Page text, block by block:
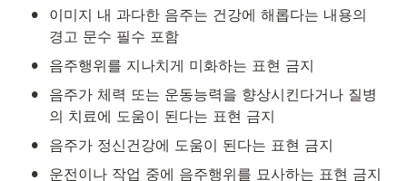
•
이미지 내 과다한 음주는 건강에 해롭다는 내용의
경고 문수 필수 포함
• 음주행위를 지나치게 미화하는 표현 금지
•
음주가 체력 또는 운동능력을 향상시킨다거나 질병
의 치료에 도움이 된다는 표현 금지
• 음주가 정신건강에 도움이 된다는 표현 금지
• 운전이나 작업 중에 음주행위를 묘사하는 표현 금지